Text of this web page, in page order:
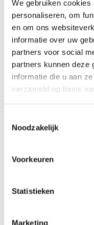
We gebruiken
personaliseren, om
en om ons
informatie over uw
partners voor social
partners kunnen deze
informatie die u aan
verzameld op basis
Noodzakelijk
Voorkeuren
Statistieken
Marketing
dealer in